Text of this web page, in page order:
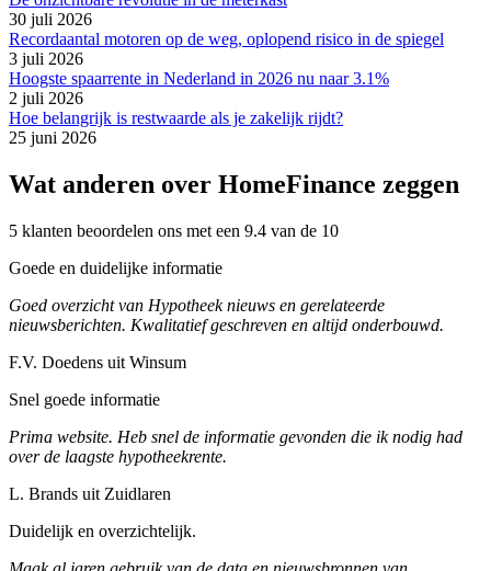
30 juli 2026
Recordaantal motoren op de weg, oplopend risico in de spiegel
3 juli 2026
Hoogste spaarrente in Nederland in 2026 nu naar 3.1%
2 juli 2026
Hoe belangrijk is restwaarde als je zakelijk rijdt?
25 juni 2026
Wat anderen over HomeFinance zeggen
5 klanten beoordelen ons met een 9.4 van de 10
Goede en duidelijke informatie
Goed overzicht van Hypotheek nieuws en gerelateerde
nieuwsberichten. Kwalitatief geschreven en altijd onderbouwd.
F.V. Doedens uit Winsum
Snel goede informatie
Prima website. Heb snel de informatie gevonden die ik nodig had
over de laagste hypotheekrente.
L. Brands uit Zuidlaren
Duidelijk en overzichtelijk.